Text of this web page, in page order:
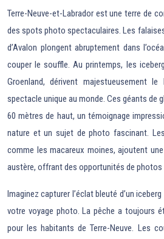
Terre-Neuve-et-Labrador est une terre de
des spots photo spectaculaires. Les
d’Avalon plongent abruptement dans
couper le souffle. Au printemps, les
Groenland, dérivent majestueusement
spectacle unique au monde. Ces géants de
60 mètres de haut, un témoignage
nature et un sujet de photo fascinant.
comme les macareux moines, ajoutent
austère, offrant des opportunités de
Imaginez capturer l’éclat bleuté d’un
votre voyage photo. La pêche a toujours
pour les habitants de Terre-Neuve. Les